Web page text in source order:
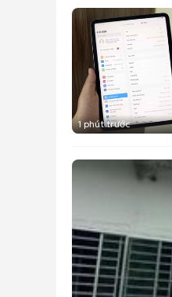
1 phút trước